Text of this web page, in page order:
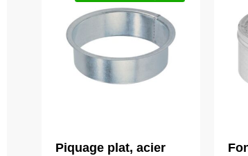
Piquage plat, acier